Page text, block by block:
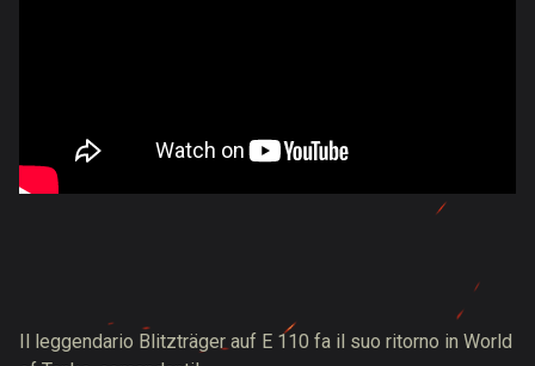
Il leggendario Blitzträger auf E 110 fa il suo ritorno in World